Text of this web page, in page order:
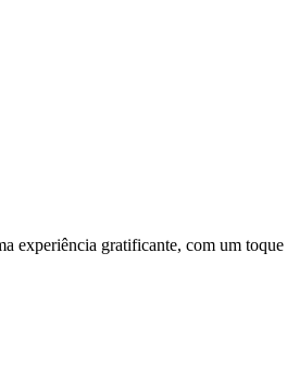
experiência gratificante, com um toque